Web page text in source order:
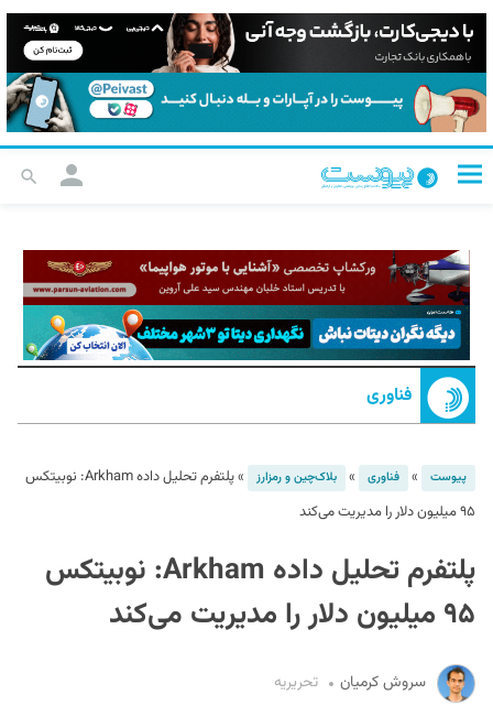
فناوری
پیوست » فناوری » بلاک‌چین و رمزارز »
پلتفرم تحلیل داده Arkham: نوبیتکس
۹۵ میلیون دلار را مدیریت می‌کند
پلتفرم تحلیل داده Arkham: نوبیتکس
۹۵ میلیون دلار را مدیریت می‌کند
سروش کرمیان تحریریه